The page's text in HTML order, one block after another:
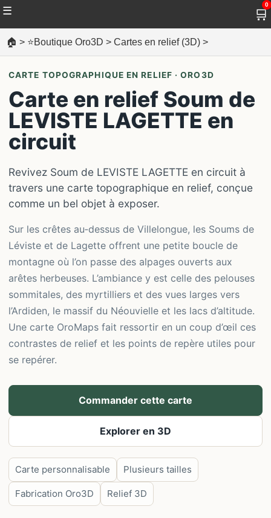
☰ 🛒
0
🏠 > ⭐Boutique Oro3D > Cartes en relief (3D) >
CARTE TOPOGRAPHIQUE EN RELIEF · ORO3D
Carte en relief Soum de
LEVISTE LAGETTE en
circuit
Revivez Soum de LEVISTE LAGETTE en circuit à
travers une carte topographique en relief, conçue
comme un bel objet à exposer.
Sur les crêtes au‑dessus de Villelongue, les Soums de
Léviste et de Lagette offrent une petite boucle de
montagne où l’on passe des alpages ouverts aux
arêtes herbeuses. L’ambiance y est celle des pelouses
sommitales, des myrtilliers et des vues larges vers
l’Ardiden, le massif du Néouvielle et les lacs d’altitude.
Une carte OroMaps fait ressortir en un coup d’œil ces
contrastes de relief et les points de repère utiles pour
se repérer.
Commander cette carte
Explorer en 3D
Carte personnalisable Plusieurs tailles
Fabrication Oro3D Relief 3D